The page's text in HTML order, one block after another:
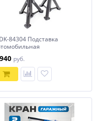
84304 Подставка
руб.